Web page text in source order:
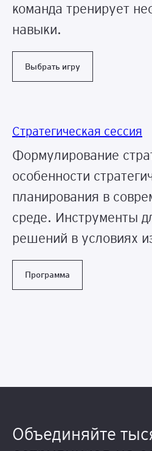
команда тренирует
навыки.
Выбрать игру
Стратегическая сессия
Формулирование
особенности
планирования в
среде. Инструменты
решений в условиях
Программа
Объединяйте